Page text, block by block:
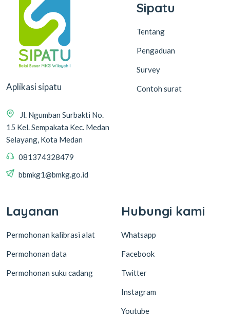
Aplikasi sipatu
Jl. Ngumban Surbakti No.
15 Kel. Sempakata Kec. Medan
Selayang, Kota Medan
081374328479
bbmkg1@bmkg.go.id
Sipatu
Tentang
Pengaduan
Survey
Contoh surat
Layanan
Permohonan kalibrasi alat
Permohonan data
Permohonan suku cadang
Hubungi kami
Whatsapp
Facebook
Twitter
Instagram
Youtube